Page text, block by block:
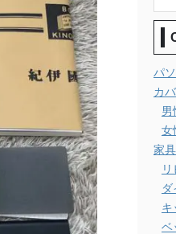
パ
カ
男
女
家
キ
ベ